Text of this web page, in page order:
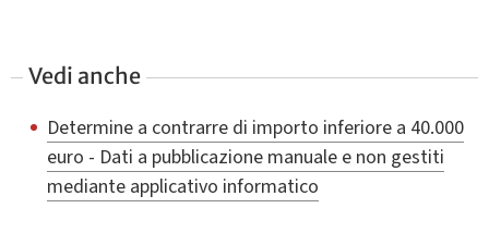
Vedi anche
Determine a contrarre di importo inferiore a 40.000
euro - Dati a pubblicazione manuale e non gestiti
mediante applicativo informatico